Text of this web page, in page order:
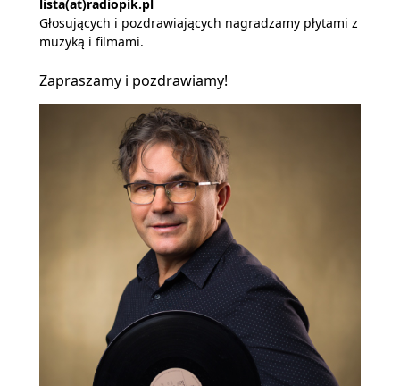
lista(at)radiopik.pl
Głosujących i pozdrawiających nagradzamy płytami z
muzyką i filmami.
Zapraszamy i pozdrawiamy!